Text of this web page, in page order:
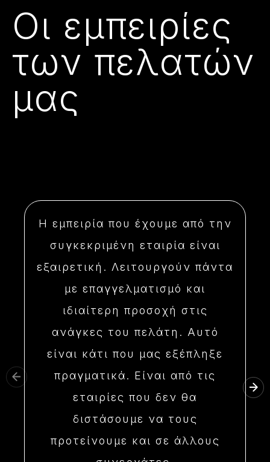
Οι εμπειρίες
των πελατών
μας
Η εμπειρία που έχουμε από την
συγκεκριμένη εταιρία είναι
εξαιρετική. Λειτουργούν πάντα
με επαγγελματισμό και
ιδιαίτερη προσοχή στις
ανάγκες του πελάτη. Αυτό
είναι κάτι που μας εξέπληξε
πραγματικά. Είναι από τις
εταιρίες που δεν θα
διστάσουμε να τους
προτείνουμε και σε άλλους